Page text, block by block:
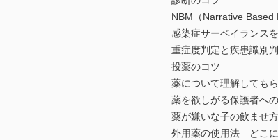
NBM（Narrative
感染症サーベイランス
重症度判定と疾患識別
投薬のコツ
薬について理解しても
薬を欲しがる保護者へ
薬が嫌いな子の飲ませ
外用薬の使用法―どこ